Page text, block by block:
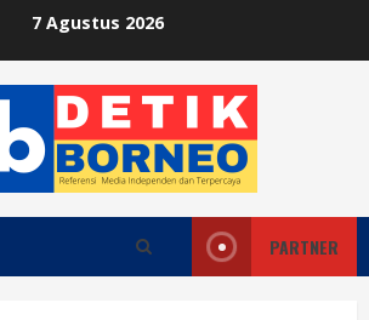
7 Agustus 2026
PARTNER